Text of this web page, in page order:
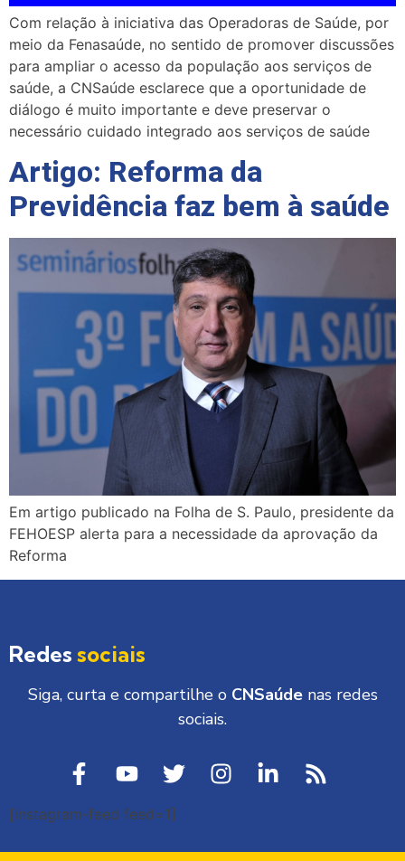
Com relação à iniciativa das Operadoras de Saúde, por
meio da Fenasaúde, no sentido de promover discussões
para ampliar o acesso da população aos serviços de
saúde, a CNSaúde esclarece que a oportunidade de
diálogo é muito importante e deve preservar o
necessário cuidado integrado aos serviços de saúde
Artigo: Reforma da
Previdência faz bem à saúde
Em artigo publicado na Folha de S. Paulo, presidente da
FEHOESP alerta para a necessidade da aprovação da
Reforma
Redes sociais
Siga, curta e compartilhe o CNSaúdenas redes
sociais.
[instagram-feed feed=1]